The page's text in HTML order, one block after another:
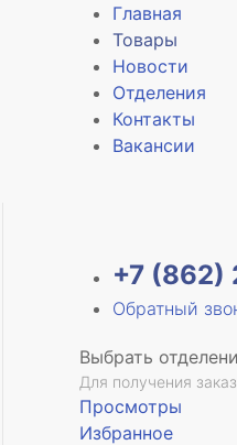
Главная
Товары
Новости
Отделения
Контакты
Вакансии
+7
Обратный
Выбрать
Для получения
Просмотры
Избранное